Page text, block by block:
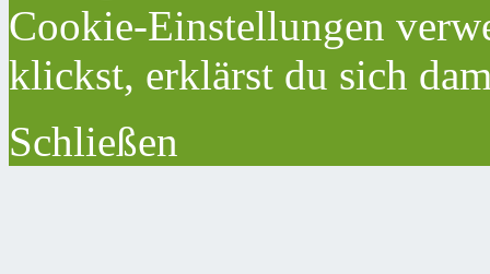
Cookie-Einstellungen
klickst, erklärst du sich
Schließen